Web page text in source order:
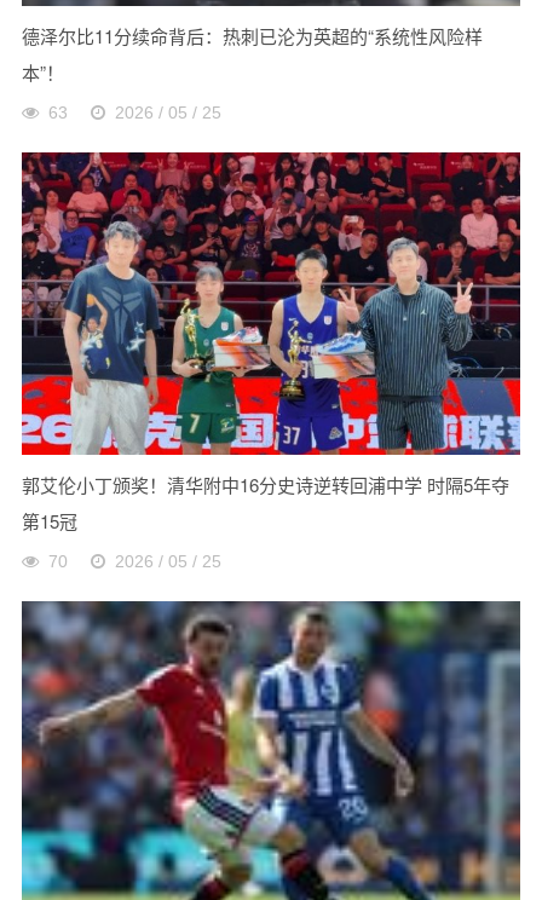
德泽尔比11分续命背后：热刺已沦为英超的“系统性风险样
本”！
63 2026 / 05 / 25
郭艾伦小丁颁奖！清华附中16分史诗逆转回浦中学 时隔5年夺
第15冠
70 2026 / 05 / 25